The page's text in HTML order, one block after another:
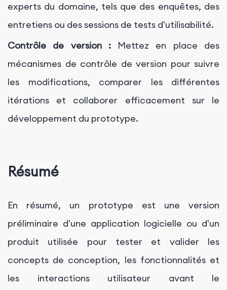
experts du domaine, tels que des enquêtes, des
entretiens ou des sessions de tests d'utilisabilité.
Contrôle de version :Mettez en place des
mécanismes de contrôle de version pour suivre
les modifications, comparer les différentes
itérations et collaborer efficacement sur le
développement du prototype.
Résumé
En résumé, un prototype est une version
préliminaire d'une application logicielle ou d'un
produit utilisée pour tester et valider les
concepts de conception, les fonctionnalités et
les interactions utilisateur avant le